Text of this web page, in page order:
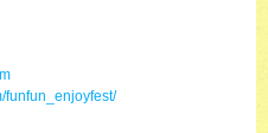
funfun_enjoyfest/